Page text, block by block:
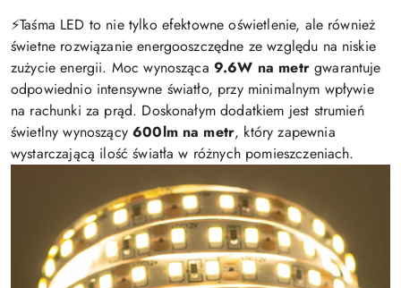
⚡️Taśma LED to nie tylko efektowne oświetlenie, ale również
świetne rozwiązanie energooszczędne ze względu na niskie
zużycie energii. Moc wynosząca 9.6W na metrgwarantuje
odpowiednio intensywne światło, przy minimalnym wpływie
na rachunki za prąd. Doskonałym dodatkiem jest strumień
świetlny wynoszący600lm na metr, który zapewnia
wystarczającą ilość światła w różnych pomieszczeniach.